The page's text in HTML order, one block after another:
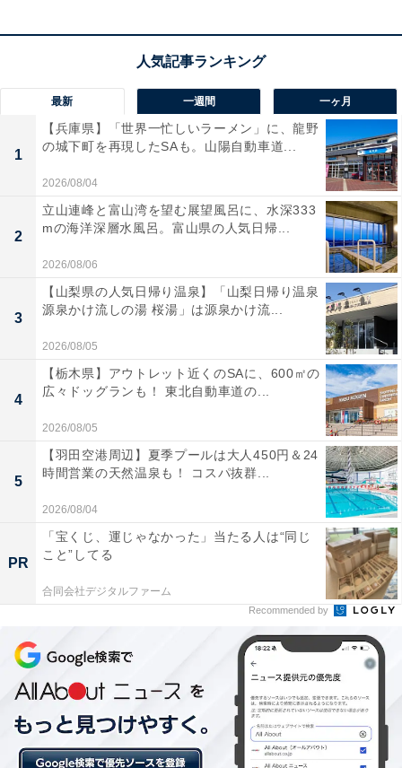
最新 一週間 一ヶ月
1
【兵庫県】「世界一忙しいラーメン」に、龍野
の城下町を再現したSAも。山陽自動車道...
2026/08/04
2
立山連峰と富山湾を望む展望風呂に、水深333
mの海洋深層水風呂。富山県の人気日帰...
2026/08/06
3
【山梨県の人気日帰り温泉】「山梨日帰り温泉
源泉かけ流しの湯 桜湯」は源泉かけ流...
2026/08/05
4
【栃木県】アウトレット近くのSAに、600㎡の
広々ドッグランも！ 東北自動車道の...
2026/08/05
5
【羽田空港周辺】夏季プールは大人450円＆24
時間営業の天然温泉も！ コスパ抜群...
2026/08/04
PR
「宝くじ、運じゃなかった」当たる人は“同じ
こと”してる
合同会社デジタルファーム
Recommended by